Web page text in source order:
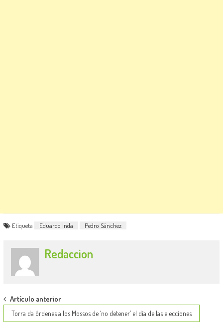
Etiqueta Eduardo Inda Pedro Sánchez
Redaccion
Post
navigation
Artículo anterior
Torra da órdenes a los Mossos de ‘no detener’ el día de las elecciones